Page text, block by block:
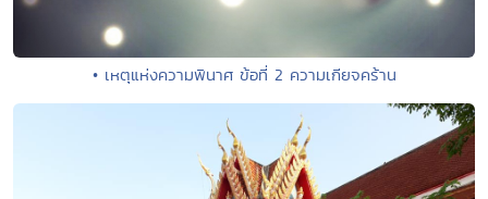
• เหตุแห่งความพินาศ ข้อที่ 2 ความเกียจคร้าน